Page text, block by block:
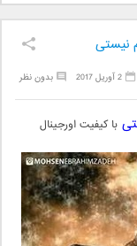
نیستی
بدون نظر 2 آوریل 2017
با کیفیت اورجینال